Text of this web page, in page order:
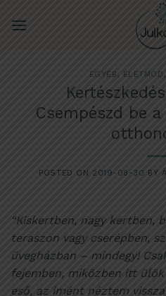
EGYÉB, ÉLETMÓD,
Csempészd be
POSTED ON 2019-08-30 BY
“Kiskertben, nagy kertben,
teraszon vagy cserépben,
üvegházban – mindegy!
fejemben, miközben itt
eső, az imént néztem